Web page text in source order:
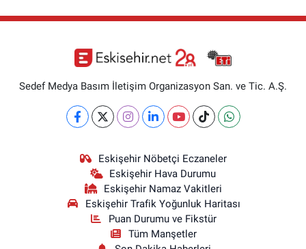
Sedef Medya Basım İletişim Organizasyon San. ve Tic. A.Ş.
Eskişehir Nöbetçi Eczaneler
Eskişehir Hava Durumu
Eskişehir Namaz Vakitleri
Eskişehir Trafik Yoğunluk Haritası
Puan Durumu ve Fikstür
Tüm Manşetler